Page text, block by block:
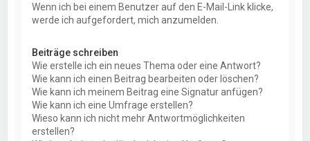
Wenn ich bei einem Benutzer auf den E-Mail-Link klicke,
werde ich aufgefordert, mich anzumelden.
Beiträge schreiben
Wie erstelle ich ein neues Thema oder eine Antwort?
Wie kann ich einen Beitrag bearbeiten oder löschen?
Wie kann ich meinem Beitrag eine Signatur anfügen?
Wie kann ich eine Umfrage erstellen?
Wieso kann ich nicht mehr Antwortmöglichkeiten
erstellen?